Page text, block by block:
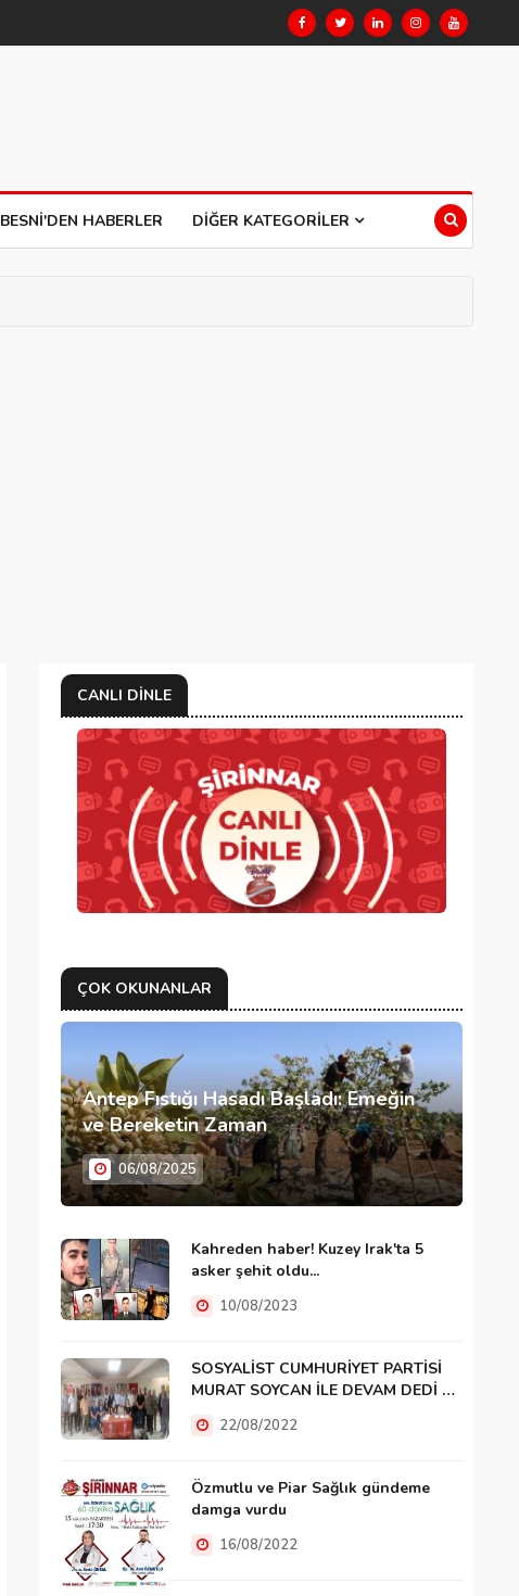
BESNI'DEN HABERLER DIĞER KATEGORILER
CANLI DINLE
ÇOK OKUNANLAR
Antep Fıstığı Hasadı Başladı: Emeğin
ve Bereketin Zaman
06/08/2025
Kahreden haber! Kuzey Irak'ta 5
asker şehit oldu...
10/08/2023
SOSYALİST CUMHURİYET PARTİSİ
MURAT SOYCAN İLE DEVAM DEDİ …
22/08/2022
Özmutlu ve Piar Sağlık gündeme
damga vurdu
16/08/2022